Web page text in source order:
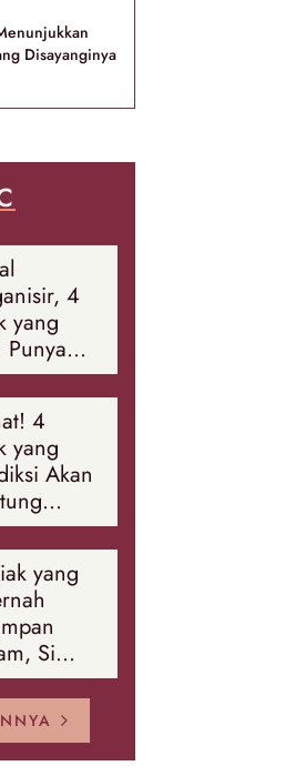
Disayanginya
4
yang
Punya
Soal
Hal
4
yang
Akan
2026
yang
Si
Mudah